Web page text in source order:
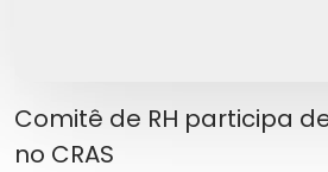
Comitê de RH participa
no CRAS